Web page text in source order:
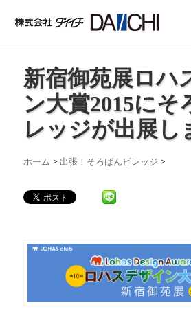
新宿御苑展ロハ
ン大賞2015にそ
レッジが出展し
ホーム > 出張！そろばんビレッジ >